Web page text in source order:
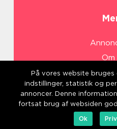
Om
På vores website
indstillinger, statistik og
annoncer. Denne
fortsat brug af websiden
Ok